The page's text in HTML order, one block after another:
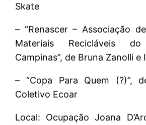
Skate
– “Renascer – Associação
Materiais Recicláveis
Campinas”, de Bruna Zanolli e
– “Copa Para Quem (?)”,
Coletivo Ecoar
Local: Ocupação Joana